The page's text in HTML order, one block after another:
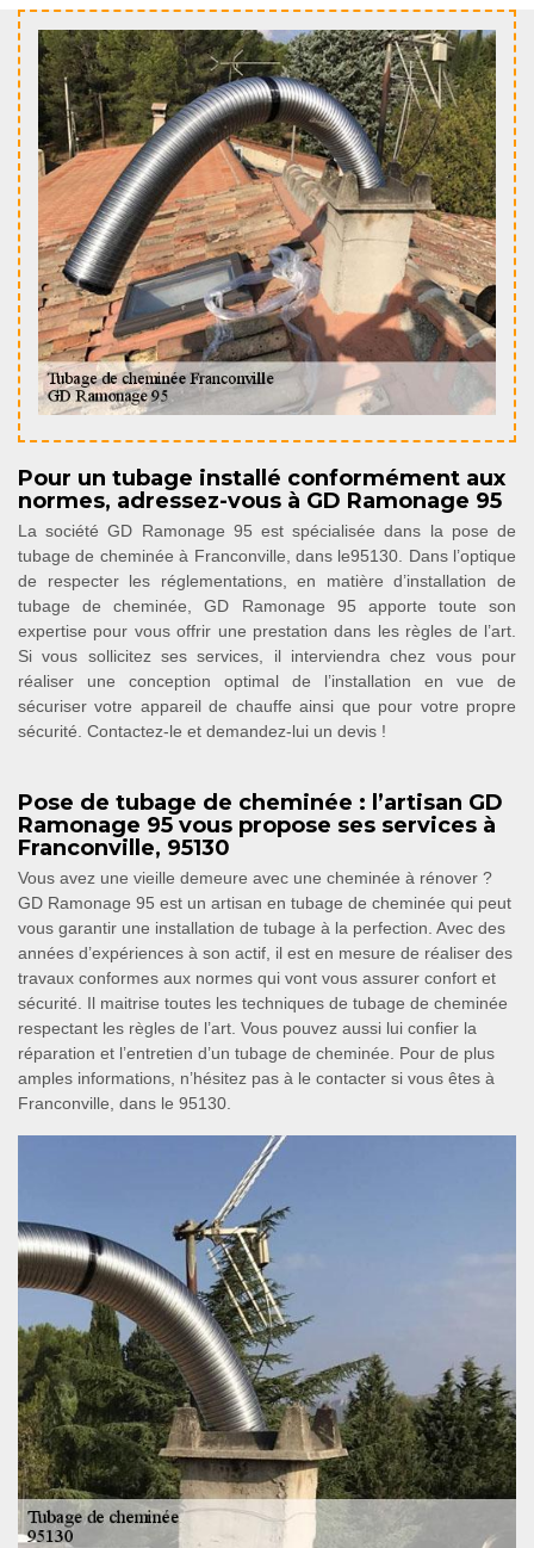
Pour un tubage installé conformément aux
normes, adressez-vous à GD Ramonage 95
La société GD Ramonage 95 est spécialisée dans la pose de
tubage de cheminée à Franconville, dans le95130. Dans l’optique
de respecter les réglementations, en matière d’installation de
tubage de cheminée, GD Ramonage 95 apporte toute son
expertise pour vous offrir une prestation dans les règles de l’art.
Si vous sollicitez ses services, il interviendra chez vous pour
réaliser une conception optimal de l’installation en vue de
sécuriser votre appareil de chauffe ainsi que pour votre propre
sécurité. Contactez-le et demandez-lui un devis !
Pose de tubage de cheminée : l’artisan GD
Ramonage 95 vous propose ses services à
Franconville, 95130
Vous avez une vieille demeure avec une cheminée à rénover ?
GD Ramonage 95 est un artisan en tubage de cheminée qui peut
vous garantir une installation de tubage à la perfection. Avec des
années d’expériences à son actif, il est en mesure de réaliser des
travaux conformes aux normes qui vont vous assurer confort et
sécurité. Il maitrise toutes les techniques de tubage de cheminée
respectant les règles de l’art. Vous pouvez aussi lui confier la
réparation et l’entretien d’un tubage de cheminée. Pour de plus
amples informations, n’hésitez pas à le contacter si vous êtes à
Franconville, dans le 95130.